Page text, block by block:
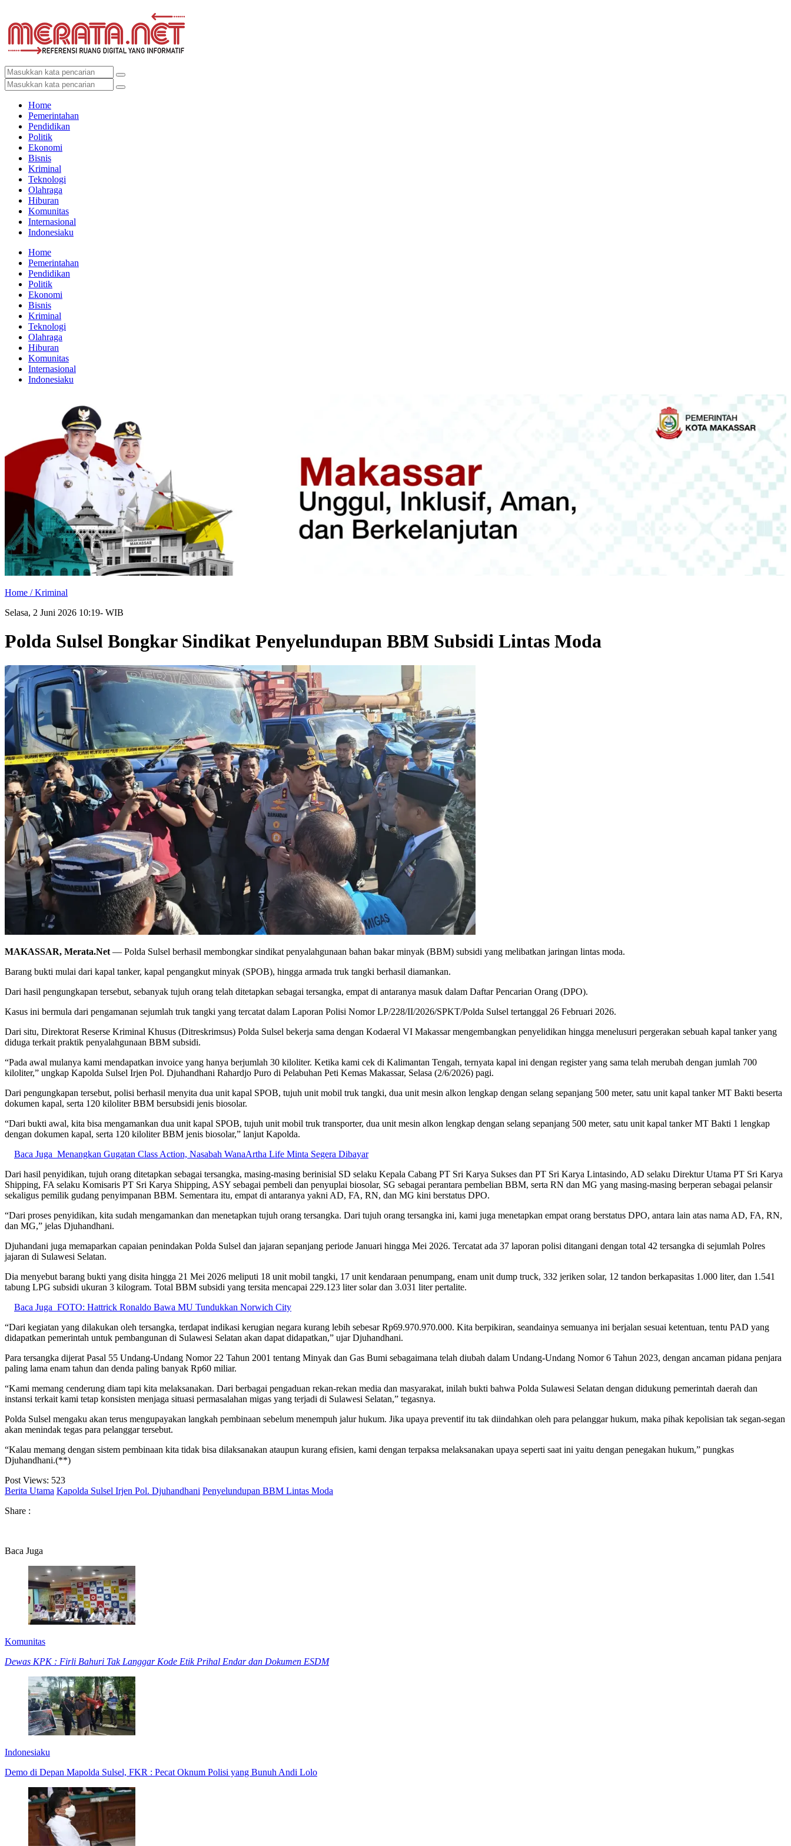
Home
Pemerintahan
Pendidikan
Politik
Ekonomi
Bisnis
Kriminal
Teknologi
Olahraga
Hiburan
Komunitas
Internasional
Indonesiaku
Home
Pemerintahan
Pendidikan
Politik
Ekonomi
Bisnis
Kriminal
Teknologi
Olahraga
Hiburan
Komunitas
Internasional
Indonesiaku
Home /Kriminal
Selasa, 2 Juni 2026 10:19- WIB
Polda Sulsel Bongkar Sindikat Penyelundupan BBM Subsidi Lintas Moda
MAKASSAR, Merata.Net — Polda Sulsel berhasil membongkar sindikat penyalahgunaan bahan bakar minyak (BBM) subsidi yang melibatkan jaringan lintas moda.
Barang bukti mulai dari kapal tanker, kapal pengangkut minyak (SPOB), hingga armada truk tangki berhasil diamankan.
Dari hasil pengungkapan tersebut, sebanyak tujuh orang telah ditetapkan sebagai tersangka, empat di antaranya masuk dalam Daftar Pencarian Orang (DPO).
Kasus ini bermula dari pengamanan sejumlah truk tangki yang tercatat dalam Laporan Polisi Nomor LP/228/II/2026/SPKT/Polda Sulsel tertanggal 26 Februari 2026.
Dari situ, Direktorat Reserse Kriminal Khusus (Ditreskrimsus) Polda Sulsel bekerja sama dengan Kodaeral VI Makassar mengembangkan penyelidikan hingga menelusuri pergerakan sebuah kapal tanker yang
diduga terkait praktik penyalahgunaan BBM subsidi.
“Pada awal mulanya kami mendapatkan invoice yang hanya berjumlah 30 kiloliter. Ketika kami cek di Kalimantan Tengah, ternyata kapal ini dengan register yang sama telah merubah dengan jumlah 700
kiloliter,” ungkap Kapolda Sulsel Irjen Pol. Djuhandhani Rahardjo Puro di Pelabuhan Peti Kemas Makassar, Selasa (2/6/2026) pagi.
Dari pengungkapan tersebut, polisi berhasil menyita dua unit kapal SPOB, tujuh unit mobil truk tangki, dua unit mesin alkon lengkap dengan selang sepanjang 500 meter, satu unit kapal tanker MT Bakti beserta
dokumen kapal, serta 120 kiloliter BBM bersubsidi jenis biosolar.
“Dari bukti awal, kita bisa mengamankan dua unit kapal SPOB, tujuh unit mobil truk transporter, dua unit mesin alkon lengkap dengan selang sepanjang 500 meter, satu unit kapal tanker MT Bakti 1 lengkap
dengan dokumen kapal, serta 120 kiloliter BBM jenis biosolar,” lanjut Kapolda.
Baca Juga Menangkan Gugatan Class Action, Nasabah WanaArtha Life Minta Segera Dibayar
Dari hasil penyidikan, tujuh orang ditetapkan sebagai tersangka, masing-masing berinisial SD selaku Kepala Cabang PT Sri Karya Sukses dan PT Sri Karya Lintasindo, AD selaku Direktur Utama PT Sri Karya
Shipping, FA selaku Komisaris PT Sri Karya Shipping, ASY sebagai pembeli dan penyuplai biosolar, SG sebagai perantara pembelian BBM, serta RN dan MG yang masing-masing berperan sebagai pelansir
sekaligus pemilik gudang penyimpanan BBM. Sementara itu, empat di antaranya yakni AD, FA, RN, dan MG kini berstatus DPO.
“Dari proses penyidikan, kita sudah mengamankan dan menetapkan tujuh orang tersangka. Dari tujuh orang tersangka ini, kami juga menetapkan empat orang berstatus DPO, antara lain atas nama AD, FA, RN,
dan MG,” jelas Djuhandhani.
Djuhandani juga memaparkan capaian penindakan Polda Sulsel dan jajaran sepanjang periode Januari hingga Mei 2026. Tercatat ada 37 laporan polisi ditangani dengan total 42 tersangka di sejumlah Polres
jajaran di Sulawesi Selatan.
Dia menyebut barang bukti yang disita hingga 21 Mei 2026 meliputi 18 unit mobil tangki, 17 unit kendaraan penumpang, enam unit dump truck, 332 jeriken solar, 12 tandon berkapasitas 1.000 liter, dan 1.541
tabung LPG subsidi ukuran 3 kilogram. Total BBM subsidi yang tersita mencapai 229.123 liter solar dan 3.031 liter pertalite.
Baca Juga FOTO: Hattrick Ronaldo Bawa MU Tundukkan Norwich City
“Dari kegiatan yang dilakukan oleh tersangka, terdapat indikasi kerugian negara kurang lebih sebesar Rp69.970.970.000. Kita berpikiran, seandainya semuanya ini berjalan sesuai ketentuan, tentu PAD yang
didapatkan pemerintah untuk pembangunan di Sulawesi Selatan akan dapat didapatkan,” ujar Djuhandhani.
Para tersangka dijerat Pasal 55 Undang-Undang Nomor 22 Tahun 2001 tentang Minyak dan Gas Bumi sebagaimana telah diubah dalam Undang-Undang Nomor 6 Tahun 2023, dengan ancaman pidana penjara
paling lama enam tahun dan denda paling banyak Rp60 miliar.
“Kami memang cenderung diam tapi kita melaksanakan. Dari berbagai pengaduan rekan-rekan media dan masyarakat, inilah bukti bahwa Polda Sulawesi Selatan dengan didukung pemerintah daerah dan
instansi terkait kami tetap konsisten menjaga situasi permasalahan migas yang terjadi di Sulawesi Selatan,” tegasnya.
Polda Sulsel mengaku akan terus mengupayakan langkah pembinaan sebelum menempuh jalur hukum. Jika upaya preventif itu tak diindahkan oleh para pelanggar hukum, maka pihak kepolisian tak segan-segan
akan menindak tegas para pelanggar tersebut.
“Kalau memang dengan sistem pembinaan kita tidak bisa dilaksanakan ataupun kurang efisien, kami dengan terpaksa melaksanakan upaya seperti saat ini yaitu dengan penegakan hukum,” pungkas
Djuhandhani.(**)
Post Views: 523
Berita Utama Kapolda Sulsel Irjen Pol. Djuhandhani Penyelundupan BBM Lintas Moda
Share :
Baca Juga
Komunitas
Dewas KPK : Firli Bahuri Tak Langgar Kode Etik Prihal Endar dan Dokumen ESDM
Indonesiaku
Demo di Depan Mapolda Sulsel, FKR : Pecat Oknum Polisi yang Bunuh Andi Lolo